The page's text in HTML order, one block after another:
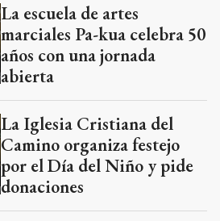
La escuela de artes
marciales Pa-kua celebra 50
años con una jornada
abierta
La Iglesia Cristiana del
Camino organiza festejo
por el Día del Niño y pide
donaciones